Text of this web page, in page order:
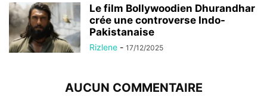
Le film Bollywoodien Dhurandhar
crée une controverse Indo-
Pakistanaise
Rizlene - 17/12/2025
AUCUN COMMENTAIRE